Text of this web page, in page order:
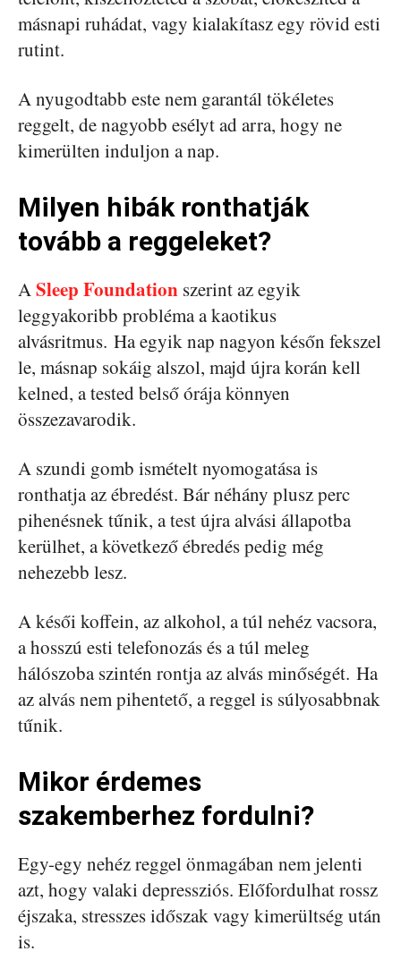
másnapi ruhádat, vagy kialakítasz egy rövid esti
rutint.
A nyugodtabb este nem garantál tökéletes
reggelt, de nagyobb esélyt ad arra, hogy ne
kimerülten induljon a nap.
Milyen hibák ronthatják
tovább a reggeleket?
ASleep Foundation szerint az egyik
leggyakoribb probléma a kaotikus
alvásritmus. Ha egyik nap nagyon későn fekszel
le, másnap sokáig alszol, majd újra korán kell
kelned, a tested belső órája könnyen
összezavarodik.
A szundi gomb ismételt nyomogatása is
ronthatja az ébredést. Bár néhány plusz perc
pihenésnek tűnik, a test újra alvási állapotba
kerülhet, a következő ébredés pedig még
nehezebb lesz.
A késői koffein, az alkohol, a túl nehéz vacsora,
a hosszú esti telefonozás és a túl meleg
hálószoba szintén rontja az alvás minőségét. Ha
az alvás nem pihentető, a reggel is súlyosabbnak
tűnik.
Mikor érdemes
szakemberhez fordulni?
Egy-egy nehéz reggel önmagában nem jelenti
azt, hogy valaki depressziós. Előfordulhat rossz
éjszaka, stresszes időszak vagy kimerültség után
is.